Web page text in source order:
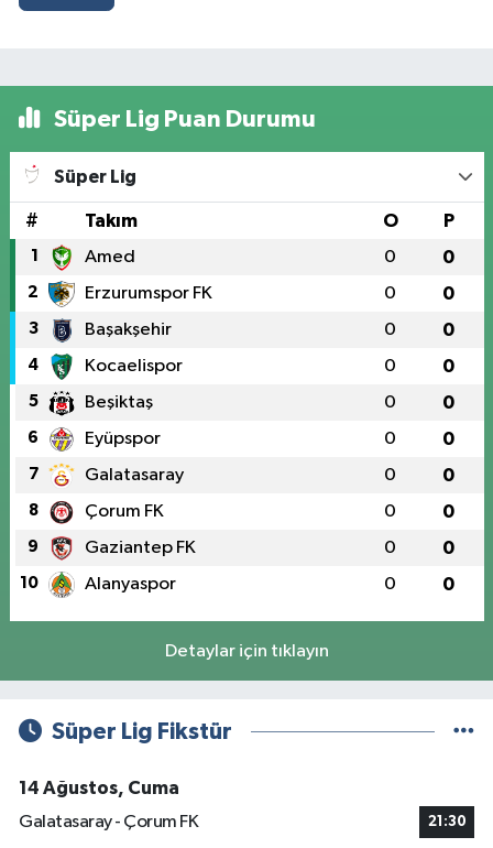
Süper Lig Puan Durumu
Süper Lig
# Takım O P
1 Amed 0 0
2 Erzurumspor FK 0 0
3 Başakşehir 0 0
4 Kocaelispor 0 0
5 Beşiktaş 0 0
6 Eyüpspor 0 0
7 Galatasaray 0 0
8 Çorum FK 0 0
9 Gaziantep FK 0 0
10 Alanyaspor 0 0
Detaylar için tıklayın
Süper Lig Fikstür
14 Ağustos, Cuma
Galatasaray - Çorum FK
21:30